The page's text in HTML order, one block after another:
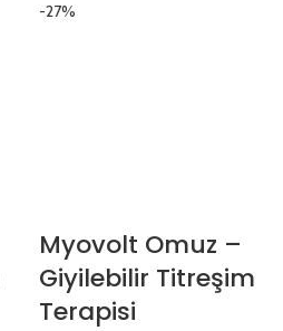
-27%
Myovolt Omuz –
Giyilebilir Titreşim
Terapisi